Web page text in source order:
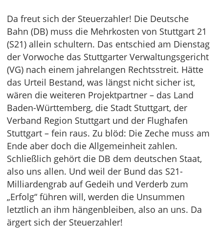
Da freut sich der Steuerzahler! Die Deutsche
Bahn (DB) muss die Mehrkosten von Stuttgart 21
(S21) allein schultern. Das entschied am Dienstag
der Vorwoche das Stuttgarter Verwaltungsgericht
(VG) nach einem jahrelangen Rechtsstreit. Hätte
das Urteil Bestand, was längst nicht sicher ist,
wären die weiteren Projektpartner – das Land
Baden-Württemberg, die Stadt Stuttgart, der
Verband Region Stuttgart und der Flughafen
Stuttgart – fein raus. Zu blöd: Die Zeche muss am
Ende aber doch die Allgemeinheit zahlen.
Schließlich gehört die DB dem deutschen Staat,
also uns allen. Und weil der Bund das S21-
Milliardengrab auf Gedeih und Verderb zum
„Erfolg“ führen will, werden die Unsummen
letztlich an ihm hängenbleiben, also an uns. Da
ärgert sich der Steuerzahler!